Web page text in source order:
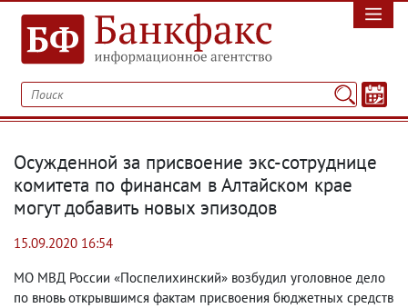
Осужденной за присвоение экс-сотруднице
комитета по финансам в Алтайском крае
могут добавить новых эпизодов
15.09.2020 16:54
МО МВД России «Поспелихинский» возбудил уголовное дело
по вновь открывшимся фактам присвоения бюджетных средств